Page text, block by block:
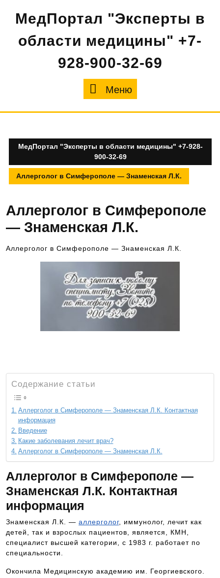
содержимому
МедПортал "Эксперты в
области медицины" +7-
928-900-32-69
Меню
МедПортал "Эксперты в области медицины" +7-928-
900-32-69
Аллерголог в Симферополе — Знаменская Л.К.
Аллерголог в Симферополе
— Знаменская Л.К.
Аллерголог в Симферополе — Знаменская Л.К.
Содержание статьи
Аллерголог в Симферополе — Знаменская Л.К. Контактная
информация
Введение
Какие заболевания лечит врач?
Аллерголог в Симферополе — Знаменская Л.К.
Аллерголог в Симферополе —
Знаменская Л.К. Контактная
информация
Знаменская Л.К. — аллерголог, иммунолог, лечит как
детей, так и взрослых пациентов, является, КМН,
специалист высшей категории, с 1983 г. работает по
специальности.
Окончила Медицинскую академию им. Георгиевского.